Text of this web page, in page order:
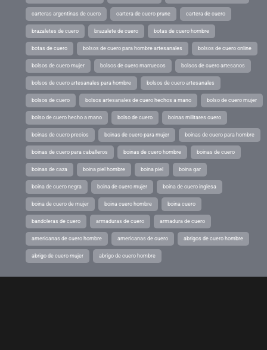
carteras argentinas de cuero cartera de cuero prune cartera de cuero
brazaletes de cuero brazalete de cuero botas de cuero hombre
botas de cuero bolsos de cuero para hombre artesanales bolsos de cuero online
bolsos de cuero mujer bolsos de cuero marruecos bolsos de cuero artesanos
bolsos de cuero artesanales para hombre bolsos de cuero artesanales
bolsos de cuero bolsos artesanales de cuero hechos a mano bolso de cuero mujer
bolso de cuero hecho a mano bolso de cuero boinas militares cuero
boinas de cuero precios boinas de cuero para mujer boinas de cuero para hombre
boinas de cuero para caballeros boinas de cuero hombre boinas de cuero
boinas de caza boina piel hombre boina piel boina gar
boina de cuero negra boina de cuero mujer boina de cuero inglesa
boina de cuero de mujer boina cuero hombre boina cuero
bandoleras de cuero armaduras de cuero armadura de cuero
americanas de cuero hombre americanas de cuero abrigos de cuero hombre
abrigo de cuero mujer abrigo de cuero hombre